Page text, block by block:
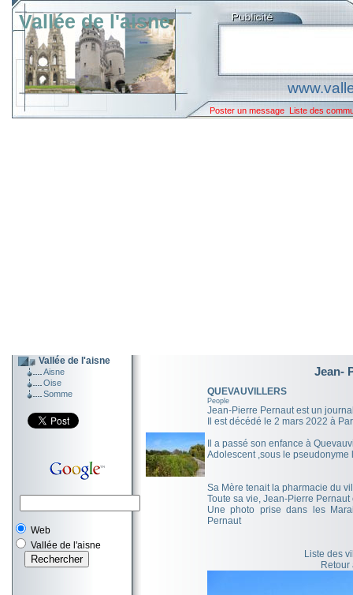
Vallée de l'aisne
Poster un message Liste des
Vallée de l'aisne
Aisne
Oise
Somme
Web
Vallée de l'aisne
Jean-
QUEVAUVILLERS
People
Jean-Pierre Pernaut est un
Il est décédé le 2 mars 2022 à
Il a passé son enfance à
Adolescent ,sous le
Sa Mère tenait la pharmacie du
Toute sa vie, Jean-Pierre
Une photo prise dans les
Pernaut
Liste des
Retour